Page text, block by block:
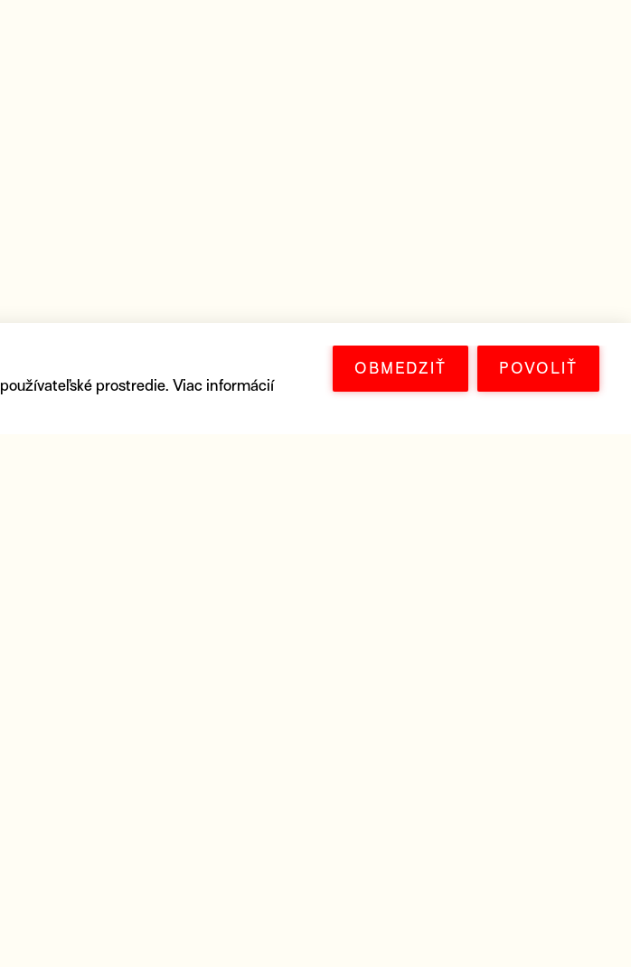
prostredie. Viac informácií
OBMEDZIŤ POVOLIŤ